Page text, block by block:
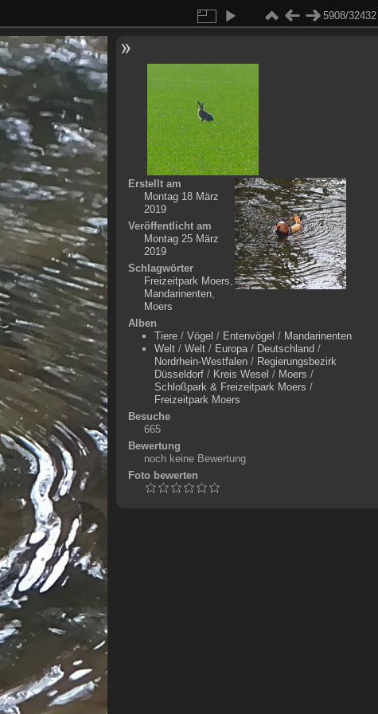
5908/32432
Erstellt am
Montag 18 März
2019
Veröffentlicht am
Montag 25 März
2019
Schlagwörter
Freizeitpark Moers,
Mandarinenten,
Moers
Alben
Tiere/ Vögel / Entenvögel / Mandarinenten
Welt/ Welt/ Europa/ Deutschland /
Nordrhein-Westfalen/ Regierungsbezirk
Düsseldorf/ Kreis Wesel / Moers /
Schloßpark & Freizeitpark Moers /
Freizeitpark Moers
Besuche
665
Bewertung
noch keine Bewertung
Foto bewerten